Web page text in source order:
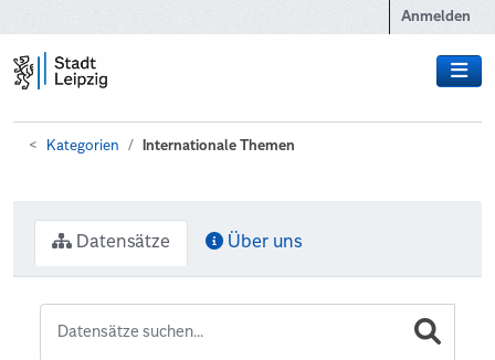
Anmelden
Kategorien Internationale Themen
Datensätze Über uns